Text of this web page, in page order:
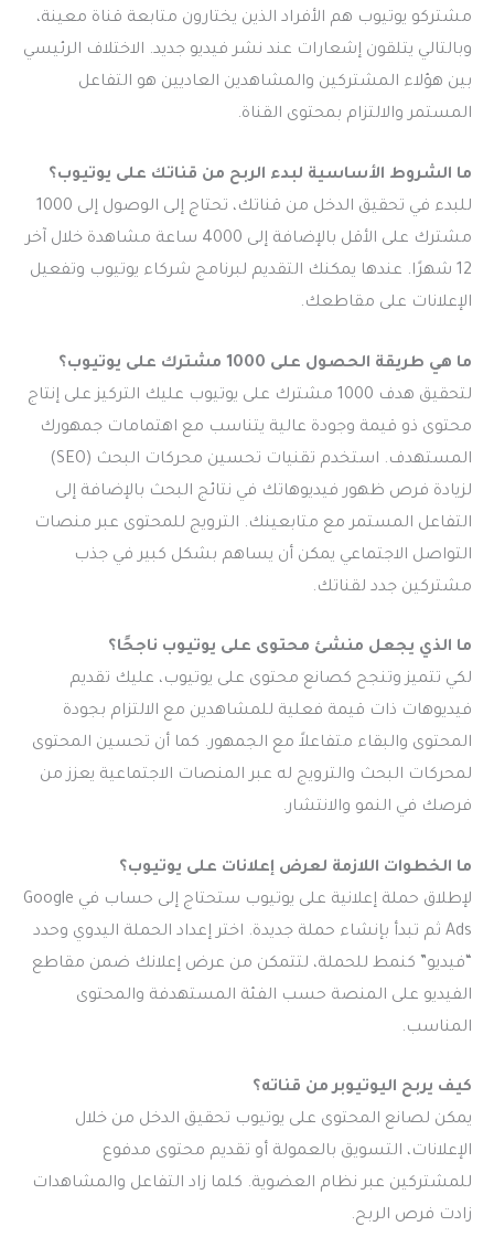
مشتركو يوتيوب هم الأفراد الذين يختارون متابعة قناة معينة،
وبالتالي يتلقون إشعارات عند نشر فيديو جديد. الاختلاف الرئيسي
بين هؤلاء المشتركين والمشاهدين العاديين هو التفاعل
المستمر والالتزام بمحتوى القناة.
ما الشروط الأساسية لبدء الربح من قناتك على يوتيوب؟
للبدء في تحقيق الدخل من قناتك، تحتاج إلى الوصول إلى 1000
مشترك على الأقل بالإضافة إلى 4000 ساعة مشاهدة خلال آخر
12 شهرًا. عندها يمكنك التقديم لبرنامج شركاء يوتيوب وتفعيل
الإعلانات على مقاطعك.
ما هي طريقة الحصول على 1000 مشترك على يوتيوب؟
لتحقيق هدف 1000 مشترك على يوتيوب عليك التركيز على إنتاج
محتوى ذو قيمة وجودة عالية يتناسب مع اهتمامات جمهورك
المستهدف. استخدم تقنيات تحسين محركات البحث (SEO)
لزيادة فرص ظهور فيديوهاتك في نتائج البحث بالإضافة إلى
التفاعل المستمر مع متابعينك. الترويج للمحتوى عبر منصات
التواصل الاجتماعي يمكن أن يساهم بشكل كبير في جذب
مشتركين جدد لقناتك.
ما الذي يجعل منشئ محتوى على يوتيوب ناجحًا؟
لكي تتميز وتنجح كصانع محتوى على يوتيوب، عليك تقديم
فيديوهات ذات قيمة فعلية للمشاهدين مع الالتزام بجودة
المحتوى والبقاء متفاعلاً مع الجمهور. كما أن تحسين المحتوى
لمحركات البحث والترويج له عبر المنصات الاجتماعية يعزز من
فرصك في النمو والانتشار.
ما الخطوات اللازمة لعرض إعلانات على يوتيوب؟
لإطلاق حملة إعلانية على يوتيوب ستحتاج إلى حساب في Google
Ads ثم تبدأ بإنشاء حملة جديدة. اختر إعداد الحملة اليدوي وحدد
“فيديو” كنمط للحملة، لتتمكن من عرض إعلانك ضمن مقاطع
الفيديو على المنصة حسب الفئة المستهدفة والمحتوى
المناسب.
كيف يربح اليوتيوبر من قناته؟
يمكن لصانع المحتوى على يوتيوب تحقيق الدخل من خلال
الإعلانات، التسويق بالعمولة أو تقديم محتوى مدفوع
للمشتركين عبر نظام العضوية. كلما زاد التفاعل والمشاهدات
زادت فرص الربح.